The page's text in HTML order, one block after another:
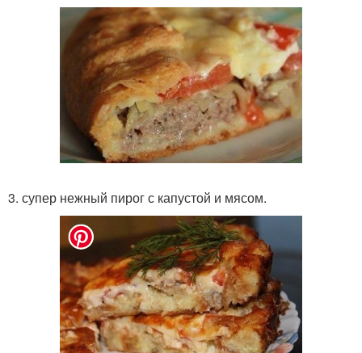
3. супер нежный пирог с капустой и мясом.